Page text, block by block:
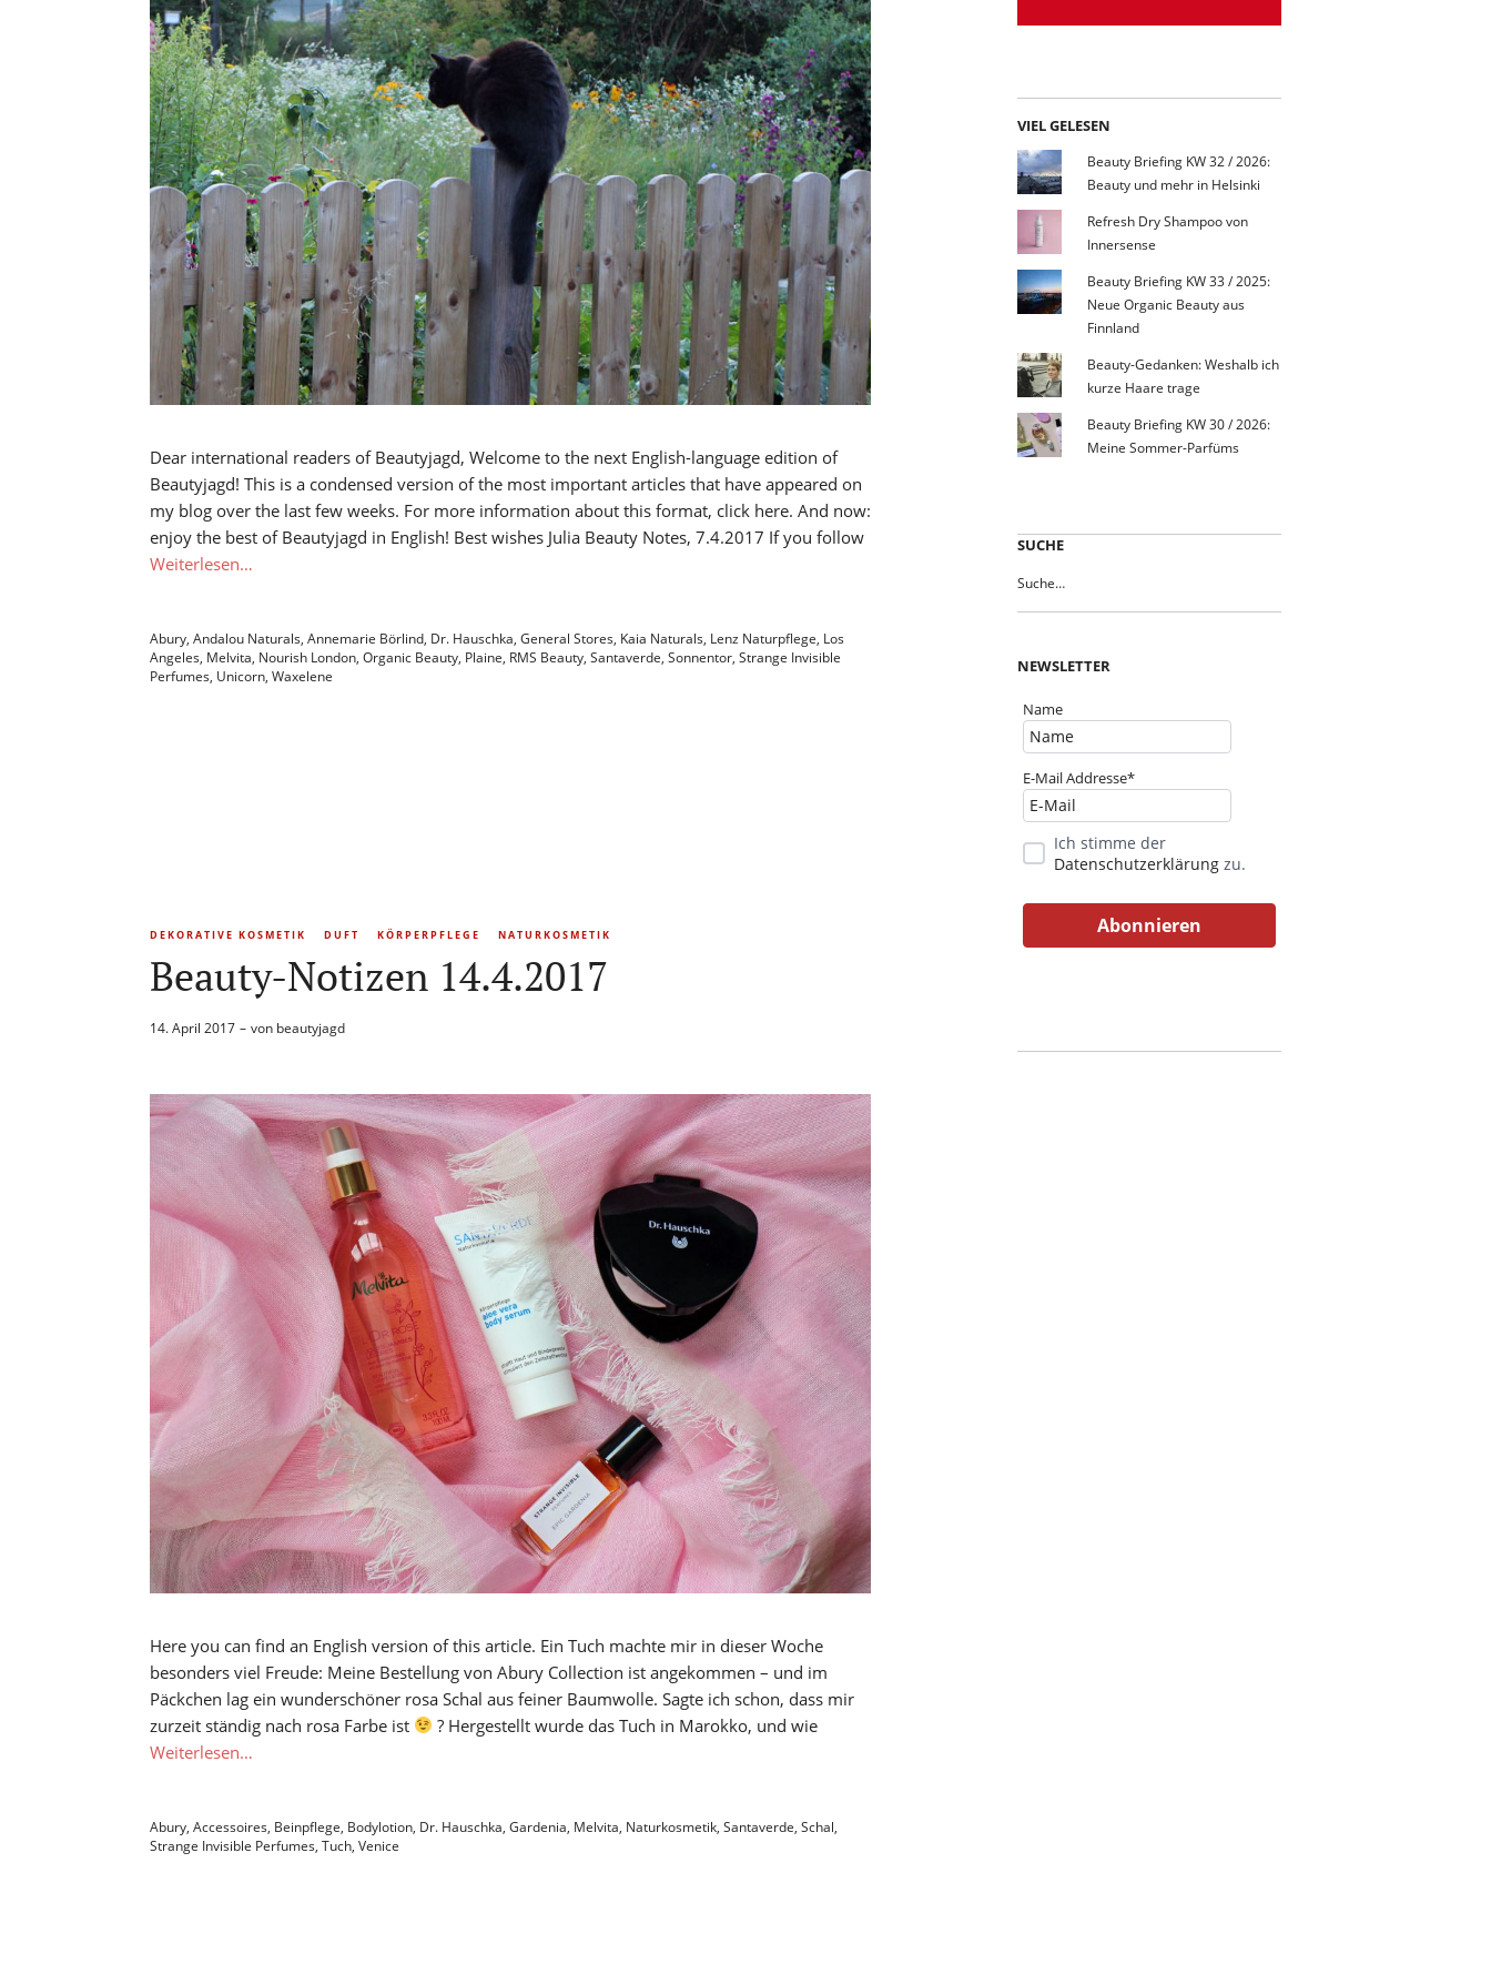
Dear international readers of Beautyjagd, Welcome to the next English-language edition of
Beautyjagd! This is a condensed version of the most important articles that have appeared on
my blog over the last few weeks. For more information about this format, click here. And now:
enjoy the best of Beautyjagd in English! Best wishes Julia Beauty Notes, 7.4.2017 If you follow
Weiterlesen…
Abury, Andalou Naturals, Annemarie Börlind, Dr. Hauschka, General Stores, Kaia Naturals, Lenz Naturpflege, Los
Angeles, Melvita, Nourish London, Organic Beauty, Plaine, RMS Beauty, Santaverde, Sonnentor, Strange Invisible
Perfumes, Unicorn, Waxelene
DEKORATIVE KOSMETIK DUFT KÖRPERPFLEGE NATURKOSMETIK
Beauty-Notizen 14.4.2017
14. April 2017 von beautyjagd
Here you can find an English version of this article. Ein Tuch machte mir in dieser Woche
besonders viel Freude: Meine Bestellung von Abury Collection ist angekommen – und im
Päckchen lag ein wunderschöner rosa Schal aus feiner Baumwolle. Sagte ich schon, dass mir
zurzeit ständig nach rosa Farbe ist
? Hergestellt wurde das Tuch in Marokko, und wie
Weiterlesen…
Abury, Accessoires, Beinpflege, Bodylotion, Dr. Hauschka, Gardenia, Melvita, Naturkosmetik, Santaverde, Schal,
Strange Invisible Perfumes, Tuch, Venice
VIEL GELESEN
Beauty Briefing KW 32 / 2026:
Beauty und mehr in Helsinki
Refresh Dry Shampoo von
Innersense
Beauty Briefing KW 33 / 2025:
Neue Organic Beauty aus
Finnland
Beauty-Gedanken: Weshalb ich
kurze Haare trage
Beauty Briefing KW 30 / 2026:
Meine Sommer-Parfüms
SUCHE
NEWSLETTER
Name
E-Mail Addresse*
Ich stimme der
Datenschutzerklärung zu.